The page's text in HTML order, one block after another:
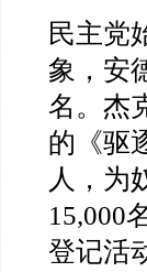
民主党
象，安
名。杰
的《驱
人，为
15,000
登记活